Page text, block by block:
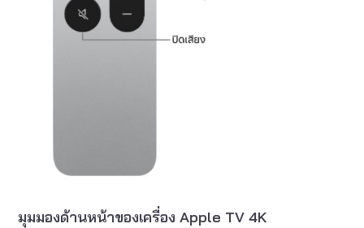
มุมมองด้านหน้าของเครื่อง Apple TV 4K